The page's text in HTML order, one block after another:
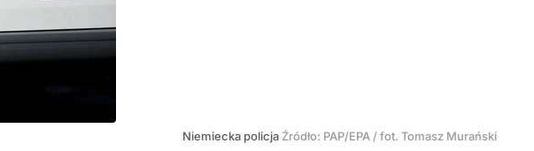
Niemiecka policja Źródło: PAP/EPA /fot. Tomasz Murański